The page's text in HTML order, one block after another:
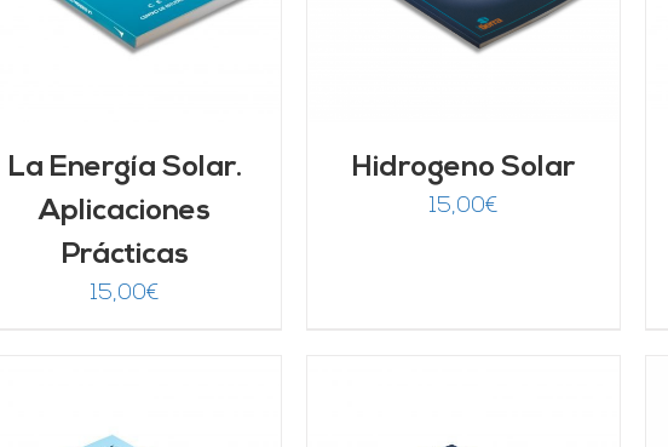
La Energía Solar.
Aplicaciones
Prácticas
15,00€
Hidrogeno Solar
15,00€